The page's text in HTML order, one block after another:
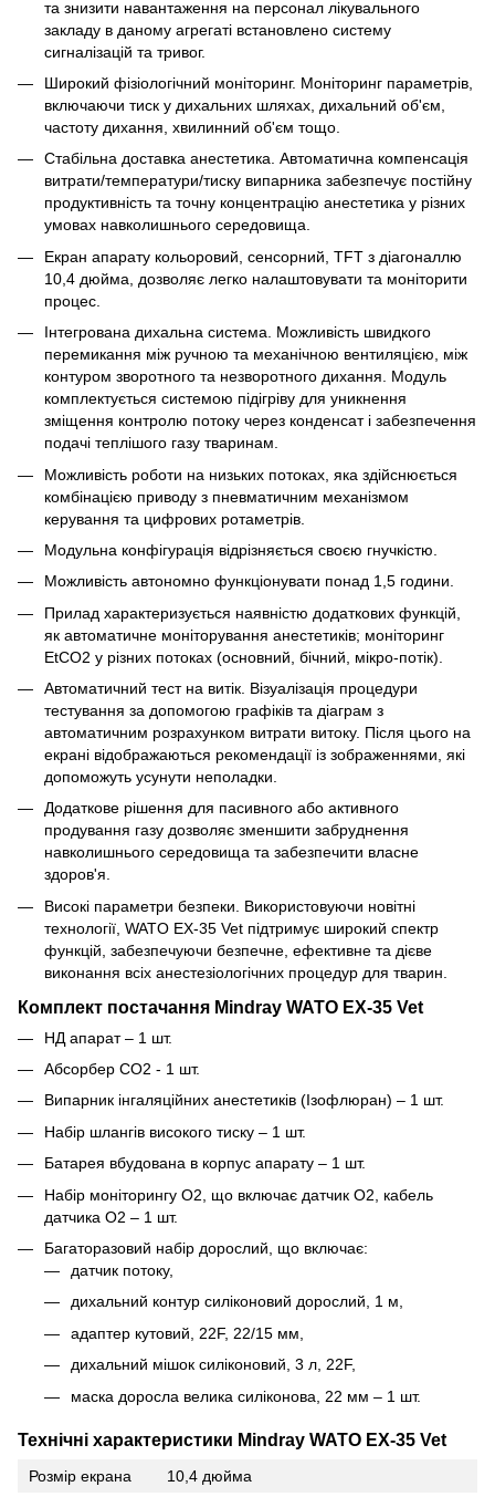
та знизити навантаження на персонал лікувального
закладу в даному агрегаті встановлено систему
сигналізацій та тривог.
Широкий фізіологічний моніторинг. Моніторинг параметрів,
включаючи тиск у дихальних шляхах, дихальний об'єм,
частоту дихання, хвилинний об'єм тощо.
Стабільна доставка анестетика. Автоматична компенсація
витрати/температури/тиску випарника забезпечує постійну
продуктивність та точну концентрацію анестетика у різних
умовах навколишнього середовища.
Екран апарату кольоровий, сенсорний, TFT з діагоналлю
10,4 дюйма, дозволяє легко налаштовувати та моніторити
процес.
Інтегрована дихальна система. Можливість швидкого
перемикання між ручною та механічною вентиляцією, між
контуром зворотного та незворотного дихання. Модуль
комплектується системою підігріву для уникнення
зміщення контролю потоку через конденсат і забезпечення
подачі теплішого газу тваринам.
Можливість роботи на низьких потоках, яка здійснюється
комбінацією приводу з пневматичним механізмом
керування та цифрових ротаметрів.
Модульна конфігурація відрізняється своєю гнучкістю.
Можливість автономно функціонувати понад 1,5 години.
Прилад характеризується наявністю додаткових функцій,
як автоматичне моніторування анестетиків; моніторинг
EtCO2 у різних потоках (основний, бічний, мікро-потік).
Автоматичний тест на витік. Візуалізація процедури
тестування за допомогою графіків та діаграм з
автоматичним розрахунком витрати витоку. Після цього на
екрані відображаються рекомендації із зображеннями, які
допоможуть усунути неполадки.
Додаткове рішення для пасивного або активного
продування газу дозволяє зменшити забруднення
навколишнього середовища та забезпечити власне
здоров'я.
Високі параметри безпеки. Використовуючи новітні
технології, WATO EX-35 Vet підтримує широкий спектр
функцій, забезпечуючи безпечне, ефективне та дієве
виконання всіх анестезіологічних процедур для тварин.
Комплект постачання Mindray WATO EX-35 Vet
НД апарат – 1 шт.
Абсорбер СО2 - 1 шт.
Випарник інгаляційних анестетиків (Ізофлюран) – 1 шт.
Набір шлангів високого тиску – 1 шт.
Батарея вбудована в корпус апарату – 1 шт.
Набір моніторингу О2, що включає датчик О2, кабель
датчика О2 – 1 шт.
Багаторазовий набір дорослий, що включає:
датчик потоку,
дихальний контур силіконовий дорослий, 1 м,
адаптер кутовий, 22F, 22/15 мм,
дихальний мішок силіконовий, 3 л, 22F,
маска доросла велика силіконова, 22 мм – 1 шт.
Технічні характеристики Mindray WATO EX-35 Vet
Розмір екрана 10,4 дюйма